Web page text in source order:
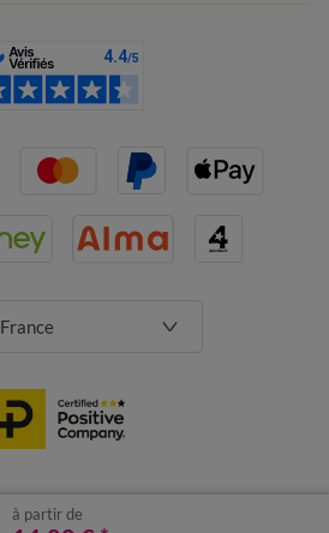
à partir de
France
Données personnelles